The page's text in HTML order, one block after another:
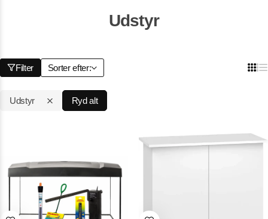
Udstyr
Filter Sorter efter:
Udstyr Ryd alt